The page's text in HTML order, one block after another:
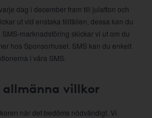
dag i december fram till julafton och
ut vid enstaka tillfällen, dessa kan du
marknadsföring skickar vi ut om du
hos Sponsorhuset. SMS kan du enkelt
i våra SMS.
villkor
när det bedöms nödvändigt. Vi